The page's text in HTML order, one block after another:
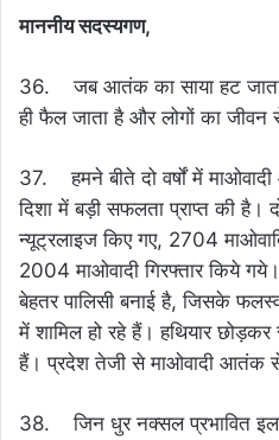
माननीय सदस्यगण,
36. जब आतंक का साया हट जाता
ही फैल जाता है और लोगों का जीवन
37. हमने बीते दो वर्षों में
दिशा में बड़ी सफलता प्राप्त की है।
न्यूट्रलाइज किए गए, 2704
2004 माओवादी गिरफ्तार किये
बेहतर पालिसी बनाई है, जिसके
में शामिल हो रहे हैं। हथियार छोड़कर
हैं। प्रदेश तेजी से माओवादी आतंक से
38. जिन धुर नक्सल प्रभावित